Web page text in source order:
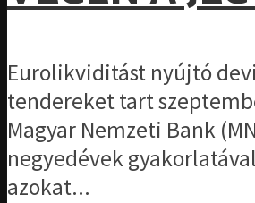
Eurolikviditást nyújtó
tendereket tart
Magyar Nemzeti Bank
negyedévek
azokat...